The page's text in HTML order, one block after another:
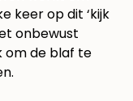
keer op dit ‘kijk
onbewust
om de blaf te